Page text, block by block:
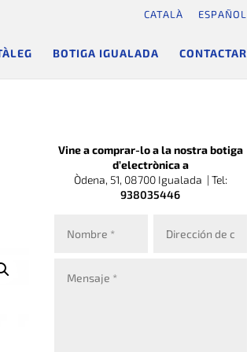
CATALÀ ESPAÑOL
BOTIGA IGUALADA CONTACTAR
Vine a comprar-lo a la nostra botiga
d’electrònica a
Òdena, 51, 08700 Igualada | Tel:
938035446